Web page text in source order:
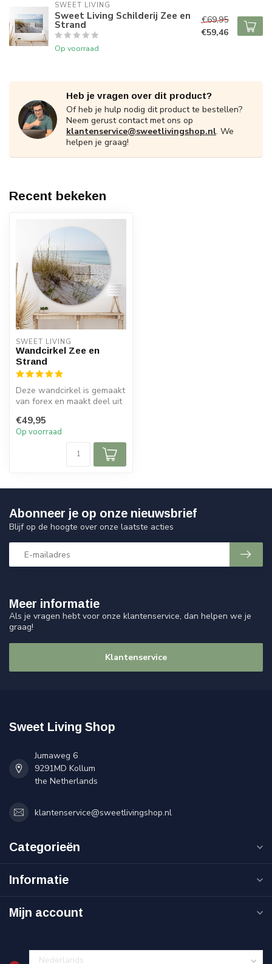
SWEET LIVING
Sweet Living Schilderij Zee en
Strand
Op voorraad
€69,95
€59,46
Heb je vragen over dit product?
Of heb je hulp nodig dit product te bestellen?
Neem gerust contact met ons op
klantenservice@sweetlivingshop.nl. We
helpen je graag!
Recent bekeken
SWEET LIVING
Wandcirkel Zee en
Strand
Deze wandcirkel is gemaakt
van forex en maakt deel uit
€49,95
Op voorraad
Meer informatie
Als je vragen hebt voor onze klantenservice, dan helpen we je
graag!
Klantenservice
Abonneer je op onze nieuwsbrief
Blijf op de hoogte over onze laatste acties
Sweet Living Shop
Jumaweg 6
9291MD Kollum
the Netherlands
klantenservice@sweetlivingshop.nl
Categorieën
Informatie
Mijn account